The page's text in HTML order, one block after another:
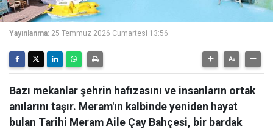
Yayınlanma: 25 Temmuz 2026 Cumartesi 13:56
Bazı mekanlar şehrin hafızasını ve insanların ortak
anılarını taşır. Meram'ın kalbinde yeniden hayat
bulan Tarihi Meram Aile Çay Bahçesi, bir bardak